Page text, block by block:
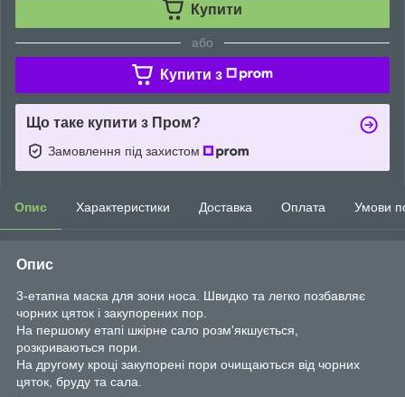
Купити
або
Купити з
Що таке купити з Пром?
Замовлення під захистом
Опис Характеристики Доставка Оплата Умови
Опис
3-етапна маска для зони носа. Швидко та легко позбавляє
чорних цяток і закупорених пор.
На першому етапі шкірне сало розм'якшується,
розкриваються пори.
На другому кроці закупорені пори очищаються від чорних
цяток, бруду та сала.